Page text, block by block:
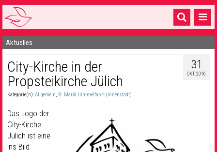
Startseite
1 Pfarrei
16 Gemeinden & mehr
Sakramente & Feste
Gemeinschaft & Soziales
Aktuelles
31
OKT. 2016
City-Kirche in der
Propsteikirche Jülich
Kategorie(n):Allgemein,St. Mariä Himmelfahrt (Innenstadt)
Das Logo der
City-Kirche
Jülich ist eine
ins Bild